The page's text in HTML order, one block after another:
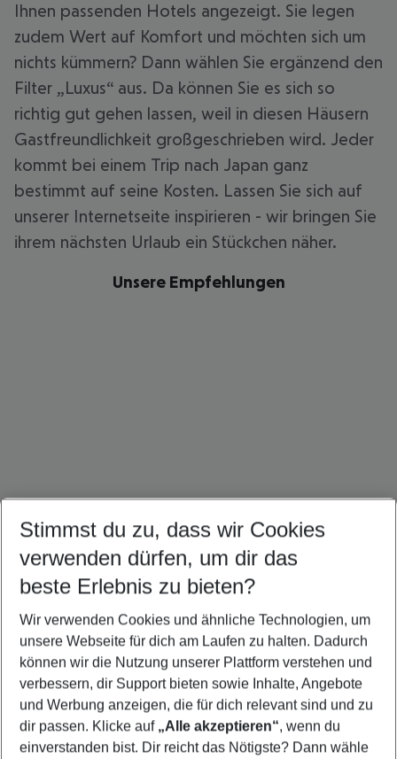
Ihnen passenden Hotels angezeigt. Sie legen
zudem Wert auf Komfort und möchten sich um
nichts kümmern? Dann wählen Sie ergänzend den
Filter „Luxus“ aus. Da können Sie es sich so
richtig gut gehen lassen, weil in diesen Häusern
Gastfreundlichkeit großgeschrieben wird. Jeder
kommt bei einem Trip nach Japan ganz
bestimmt auf seine Kosten. Lassen Sie sich auf
unserer Internetseite inspirieren - wir bringen Sie
ihrem nächsten Urlaub ein Stückchen näher.
Unsere Empfehlungen
China Reisen Thailand Urlaub
Quicklinks
Flug & Hotel Japan
Stimmst du zu, dass wir Cookies
verwenden dürfen, um dir das
beste Erlebnis zu bieten?
Wir verwenden Cookies und ähnliche Technologien, um
unsere Webseite für dich am Laufen zu halten. Dadurch
können wir die Nutzung unserer Plattform verstehen und
verbessern, dir Support bieten sowie Inhalte, Angebote
und Werbung anzeigen, die für dich relevant sind und zu
dir passen. Klicke auf „Alle akzeptieren“, wenn du
einverstanden bist. Dir reicht das Nötigste? Dann wähle